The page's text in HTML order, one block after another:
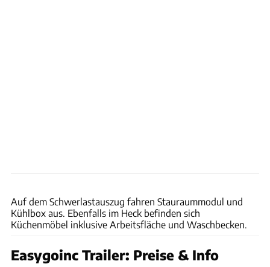
Auf dem Schwerlastauszug fahren Stauraummodul und
Kühlbox aus. Ebenfalls im Heck befinden sich
Küchenmöbel inklusive Arbeitsfläche und Waschbecken.
Easygoinc Trailer: Preise & Info